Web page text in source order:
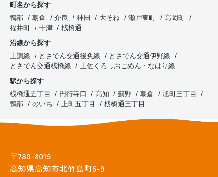
町名から探す
鴨部
朝倉 介良 神田 大そね 瀬戸東町
高岡町
福井町
十津
桟橋通
沿線から探す
土讃線
とさでん交通後免線
とさでん交通伊野線
とさでん交通桟橋線
土佐くろしおごめん・なはり線
駅から探す
桟橋通五丁目
円行寺口 高知 薊野 朝倉
旭町三丁目
鴨部
のいち 上町五丁目 桟橋通三丁目
〒780-8019
高知県高知市北竹島町6-9